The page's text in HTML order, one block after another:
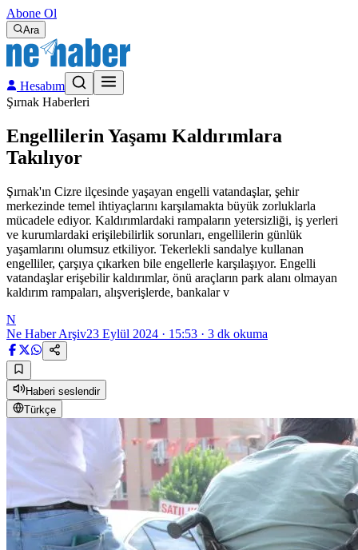
Abone Ol
Ara
Hesabım
Şırnak Haberleri
Engellilerin Yaşamı Kaldırımlara
Takılıyor
Şırnak'ın Cizre ilçesinde yaşayan engelli vatandaşlar, şehir
merkezinde temel ihtiyaçlarını karşılamakta büyük zorluklarla
mücadele ediyor. Kaldırımlardaki rampaların yetersizliği, iş yerleri
ve kurumlardaki erişilebilirlik sorunları, engellilerin günlük
yaşamlarını olumsuz etkiliyor. Tekerlekli sandalye kullanan
engelliler, çarşıya çıkarken bile engellerle karşılaşıyor. Engelli
vatandaşlar erişebilir kaldırımlar, önü araçların park alanı olmayan
kaldırım rampaları, alışverişlerde, bankalar v
N
Ne Haber Arşiv23 Eylül 2024 · 15:53 · 3 dk okuma
Haberi seslendir
Türkçe